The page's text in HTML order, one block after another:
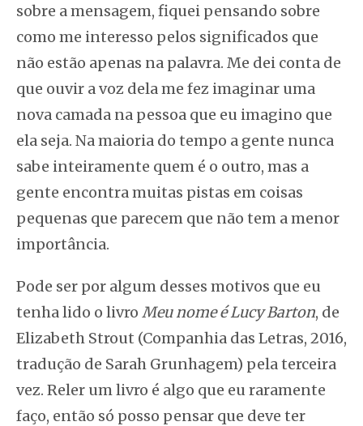
sobre a mensagem, fiquei pensando sobre
como me interesso pelos significados que
não estão apenas na palavra. Me dei conta de
que ouvir a voz dela me fez imaginar uma
nova camada na pessoa que eu imagino que
ela seja. Na maioria do tempo a gente nunca
sabe inteiramente quem é o outro, mas a
gente encontra muitas pistas em coisas
pequenas que parecem que não tem a menor
importância.
Pode ser por algum desses motivos que eu
tenha lido o livro Meu nome é Lucy Barton, de
Elizabeth Strout (Companhia das Letras, 2016,
tradução de Sarah Grunhagem) pela terceira
vez. Reler um livro é algo que eu raramente
faço, então só posso pensar que deve ter